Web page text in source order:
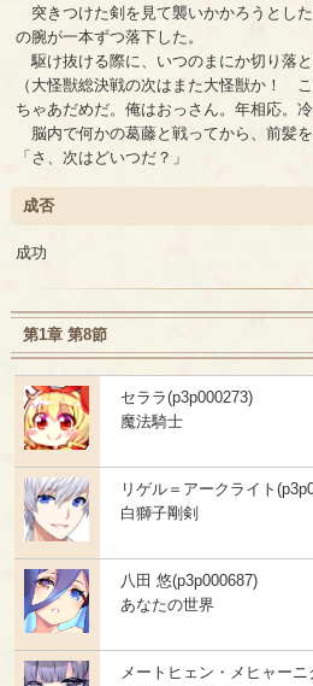
突きつけた剣を見て襲いかかろうとし
の腕が一本ずつ落下した。
駆け抜ける際に、いつのまにか切り落と
（大怪獣総決戦の次はまた大怪獣か！
ちゃあだめだ。俺はおっさん。年相応。冷
脳内で何かの葛藤と戦ってから、前髪を
「さ、次はどいつだ？」
成否
成功
第1章 第8節
セララ(p3p000273)
魔法騎士
リゲル＝アークライト
白獅子剛剣
八田 悠(p3p000687)
あなたの世界
メートヒェン・メヒャーニ